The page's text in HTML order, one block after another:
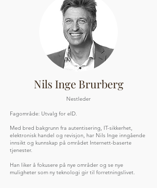
Nils Inge Brurberg
Nestleder
Fagområde: Utvalg for eID.
Med bred bakgrunn fra autentisering, IT-sikkerhet,
elektronisk handel og revisjon, har Nils Inge inngående
innsikt og kunnskap på området Internett-baserte
tjenester.
Han liker å fokusere på nye områder og se nye
muligheter som ny teknologi gir til forretningslivet.